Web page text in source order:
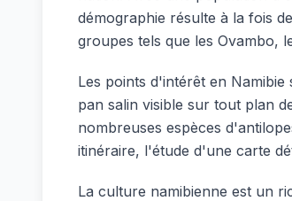
démographie résulte à la fois
groupes tels que les Ovambo,
Les points d'intérêt en
pan salin visible sur tout plan
nombreuses espèces
itinéraire, l'étude d'une carte
La culture namibienne est un